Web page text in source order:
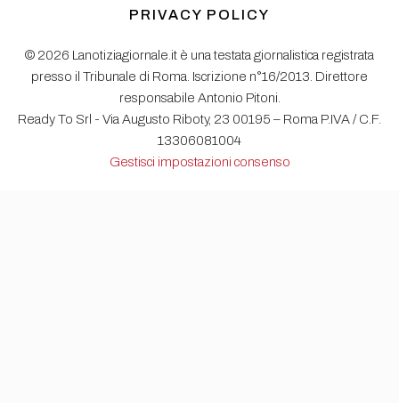
PRIVACY POLICY
© 2026 Lanotiziagiornale.it è una testata giornalistica registrata
presso il Tribunale di Roma. Iscrizione n°16/2013. Direttore
responsabile Antonio Pitoni.
Ready To Srl - Via Augusto Riboty, 23 00195 – Roma P.IVA / C.F.
13306081004
Gestisci impostazioni consenso